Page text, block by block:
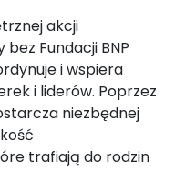
akcji
Fundacji BNP
i wspiera
i liderów. Poprzez
niezbędnej
trafiają do rodzin